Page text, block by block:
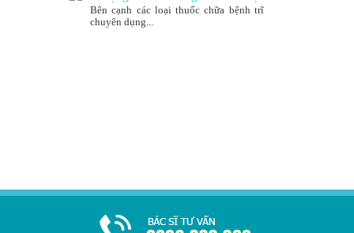
Bên cạnh các loại thuốc chữa bệnh trĩ
chuyên dụng...